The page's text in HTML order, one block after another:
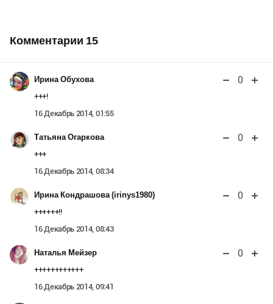
Комментарии 15
Ирина Обухова 0
+++!
16 Декабрь 2014, 01:55
Татьяна Огаркова 0
+++
16 Декабрь 2014, 08:34
Ирина Кондрашова (irinys1980) 0
++++++!!
16 Декабрь 2014, 08:43
Наталья Мейзер 0
++++++++++++
16 Декабрь 2014, 09:41